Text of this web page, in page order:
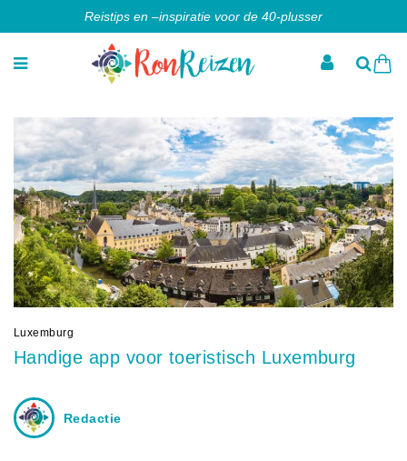
Reistips en –inspiratie voor de 40-plusser
Luxemburg
Handige app voor toeristisch Luxemburg
Redactie